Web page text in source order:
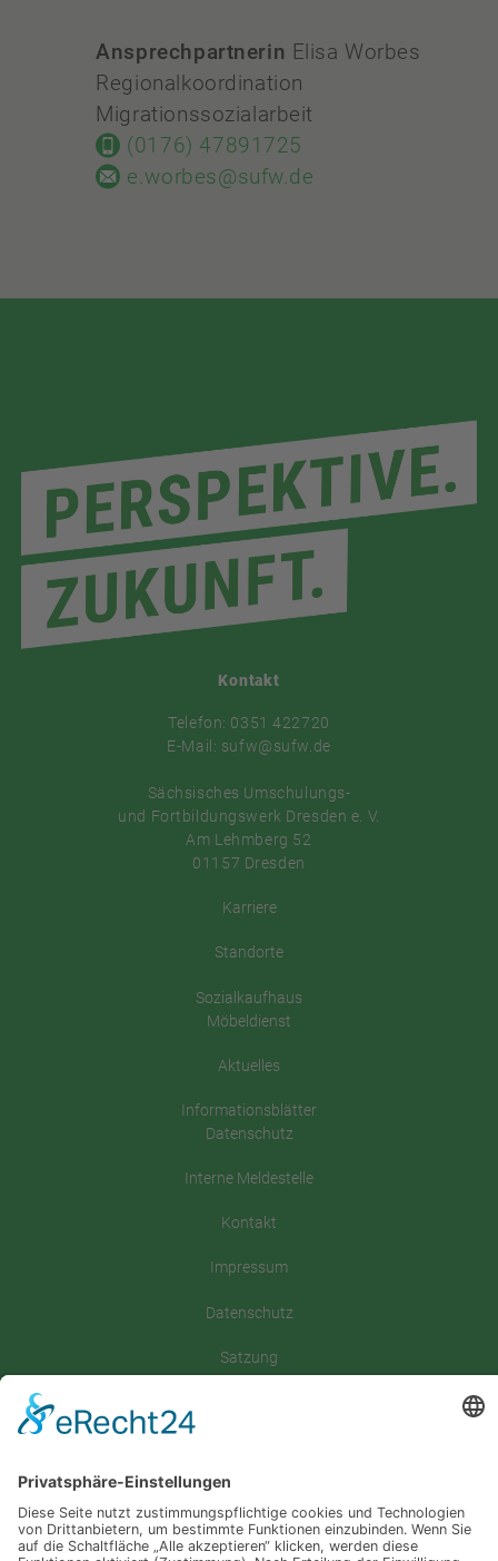
Ansprechpartnerin Elisa Worbes
Regionalkoordination
Migrationssozialarbeit
(0176) 47891725
e.worbes@sufw.de
Kontakt
Telefon: 0351 422720
E-Mail: sufw@sufw.de
Sächsisches Umschulungs-
und Fortbildungswerk Dresden e. V.
Am Lehmberg 52
01157 Dresden
Karriere
Standorte
Sozialkaufhaus
Möbeldienst
Aktuelles
Informationsblätter
Datenschutz
Interne Meldestelle
Kontakt
Impressum
Datenschutz
Satzung
Spenden